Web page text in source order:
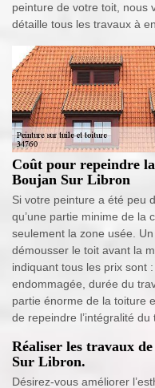
peinture de votre toit, nous
détaille tous les travaux à
Coût pour repeindre
Boujan Sur Libron
Si votre peinture a été peu
qu’une partie minime de la
seulement la zone usée.
démousser le toit avant la
indiquant tous les prix sont
endommagée, durée du
partie énorme de la toiture
de repeindre l’intégralité du
Réaliser les travaux
Sur Libron.
Désirez-vous améliorer